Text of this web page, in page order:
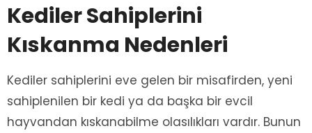
Kediler Sahiplerini
Kıskanma Nedenleri
Kediler sahiplerini eve gelen bir misafirden, yeni
sahiplenilen bir kedi ya da başka bir evcil
hayvandan kıskanabilme olasılıkları vardır. Bunun